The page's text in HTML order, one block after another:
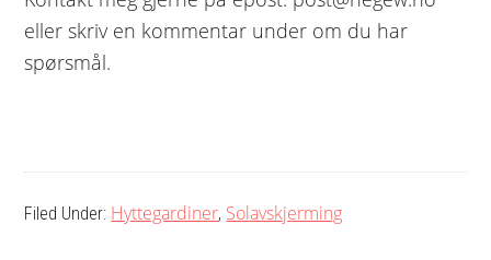
eller skriv en kommentar under om du har
spørsmål.
Filed Under: Hyttegardiner, Solavskjerming